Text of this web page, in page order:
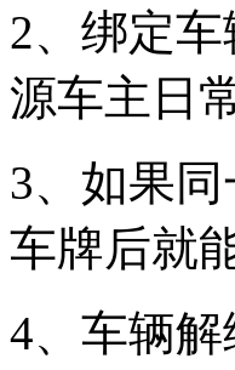
2、绑定
源车主日
3、如果
车牌后就
4、车辆